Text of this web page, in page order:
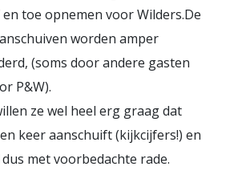
toe opnemen voor Wilders.De
worden amper
(soms door andere gasten
P&W).
ze wel heel erg graag dat
keer aanschuift (kijkcijfers!) en
met voorbedachte rade.